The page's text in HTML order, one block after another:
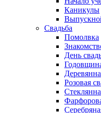
Каникулы
Свадьба
Помолвка
День
Розовая